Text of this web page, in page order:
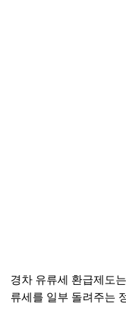
경차 유류세 환급제도
류세를 일부 돌려주는